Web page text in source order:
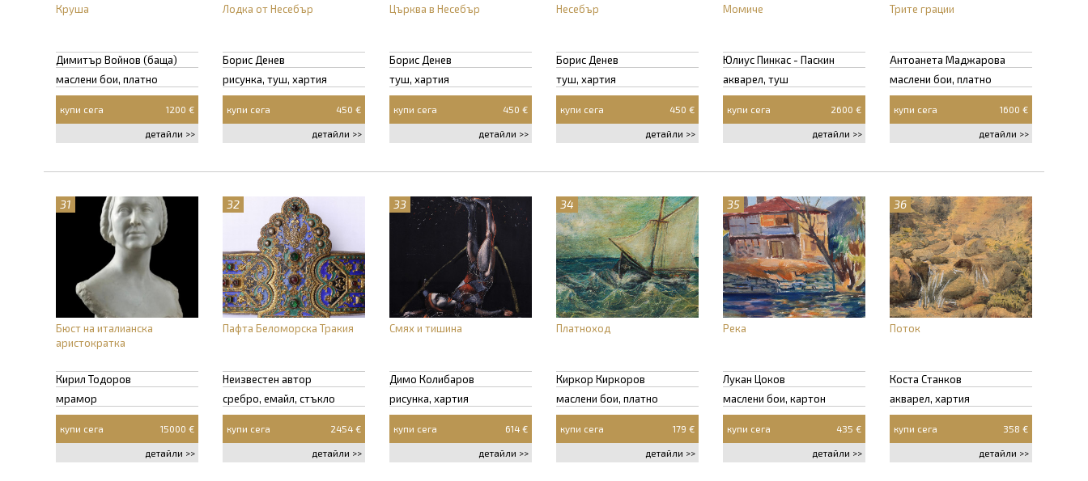
Круша
Димитър Войнов (баща)
маслени бои, платно
купи сега 1200 €
детайли >>
Лодка от Несебър
Борис Денев
рисунка, туш, хартия
купи сега 450 €
детайли >>
Църква в Несебър
Борис Денев
туш, хартия
купи сега 450 €
детайли >>
Несебър
Борис Денев
туш, хартия
купи сега 450 €
детайли >>
Момиче
Юлиус Пинкас - Паскин
акварел, туш
купи сега 2600 €
детайли >>
Трите грации
Антоанета Маджарова
маслени бои, платно
купи сега 1600 €
детайли >>
31
Бюст на италианска
аристократка
Кирил Тодоров
мрамор
купи сега 15000 €
детайли >>
32
Пафта Беломорска Тракия
Неизвестен автор
сребро, емайл, стъкло
купи сега 2454 €
детайли >>
33
Смях и тишина
Димо Колибаров
рисунка, хартия
купи сега 614 €
детайли >>
34
Платноход
Киркор Киркоров
маслени бои, платно
купи сега 179 €
детайли >>
35
Река
Лукан Цоков
маслени бои, картон
купи сега 435 €
детайли >>
36
Поток
Коста Станков
акварел, хартия
купи сега 358 €
детайли >>